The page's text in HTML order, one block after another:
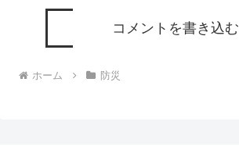
コメントを書き込む
ホーム 防災